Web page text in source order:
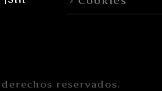
reservados.